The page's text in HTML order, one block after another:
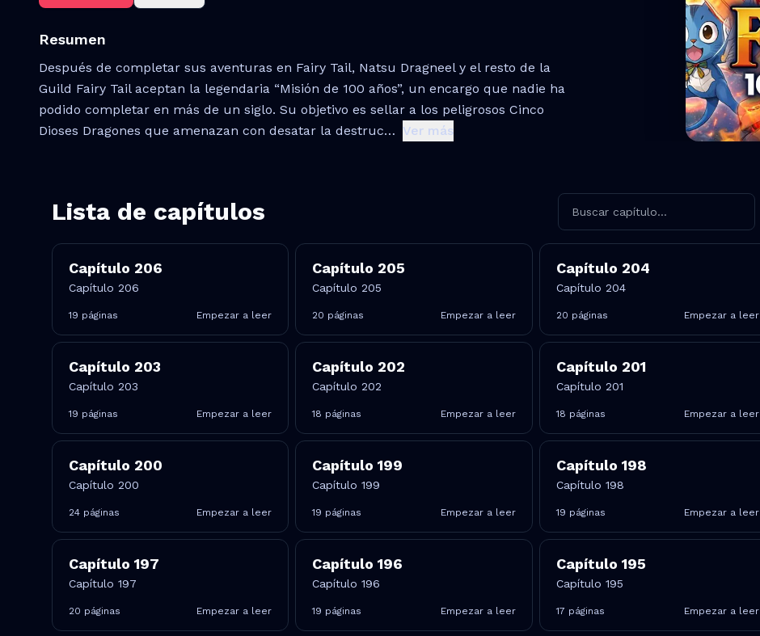
Resumen
Después de completar sus aventuras en Fairy Tail, Natsu Dragneel y el resto de la
Guild Fairy Tail aceptan la legendaria “Misión de 100 años”, un encargo que nadie ha
podido completar en más de un siglo. Su objetivo es sellar a los peligrosos Cinco
Dioses Dragones que amenazan con desatar la destruc… Ver más
Lista de capítulos
Capítulo 206
Capítulo 206
19 páginas Empezar a leer
Capítulo 205
Capítulo 205
20 páginas Empezar a leer
Capítulo 204
Capítulo 204
20 páginas Empezar a leer
Capítulo 203
Capítulo 203
19 páginas Empezar a leer
Capítulo 202
Capítulo 202
18 páginas Empezar a leer
Capítulo 201
Capítulo 201
18 páginas Empezar a leer
Capítulo 200
Capítulo 200
24 páginas Empezar a leer
Capítulo 199
Capítulo 199
19 páginas Empezar a leer
Capítulo 198
Capítulo 198
19 páginas Empezar a leer
Capítulo 197
Capítulo 197
20 páginas Empezar a leer
Capítulo 196
Capítulo 196
19 páginas Empezar a leer
Capítulo 195
Capítulo 195
17 páginas Empezar a leer